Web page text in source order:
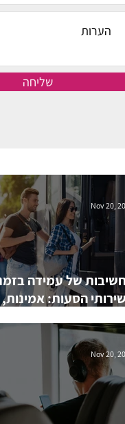
שליחה
החשיבות של עמידה
בשירותי הסעות: אמינות,
Nov 20,
Nov 20,